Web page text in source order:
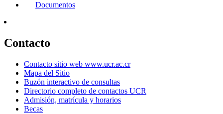
Documentos
Contacto
Contacto sitio web www.ucr.ac.cr
Mapa del Sitio
Buzón interactivo de consultas
Directorio completo de contactos UCR
Admisión, matrícula y horarios
Becas